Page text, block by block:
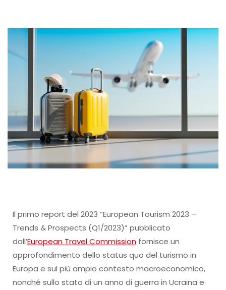
Il primo report del 2023 “European Tourism 2023 –
Trends & Prospects (Q1/2023)” pubblicato
dall’European Travel Commission fornisce un
approfondimento dello status quo del turismo in
Europa e sul più ampio contesto macroeconomico,
nonché sullo stato di un anno di guerra in Ucraina e